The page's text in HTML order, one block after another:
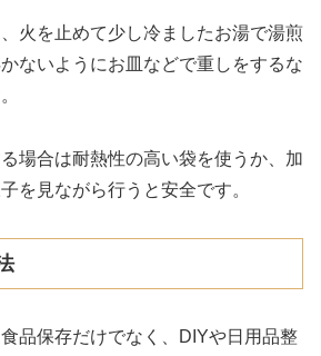
火を止めて少し冷ましたお湯で湯煎
ないようにお皿などで重しをするな
場合は耐熱性の高い袋を使うか、加
を見ながら行うと安全です。
品保存だけでなく、DIYや日用品整